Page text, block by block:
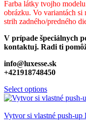
Farba látky tvojho
obrázku. Vo variantách si
strih zadného/predného
V prípade špeciálnych
kontaktuj. Radi ti
info@luxesse.sk
+421918748450
Select options
Vytvor si vlastné push-